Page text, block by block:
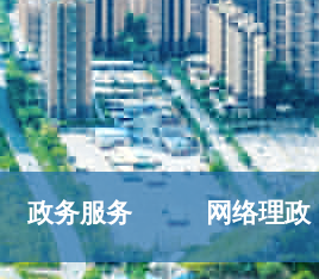
政务服务 网络理政